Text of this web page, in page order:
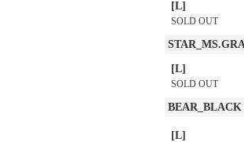
[L]
SOLD OUT
[L]
SOLD OUT
BEAR_BLACK
[L]